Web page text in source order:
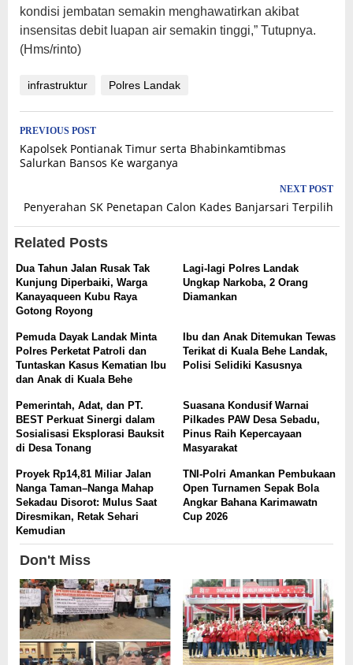
kondisi jembatan semakin menghawatirkan akibat
insensitas debit luapan air semakin tinggi,” Tutupnya.
(Hms/rinto)
infrastruktur Polres Landak
Post
navigation
PREVIOUS POST
Kapolsek Pontianak Timur serta Bhabinkamtibmas
Salurkan Bansos Ke warganya
NEXT POST
Penyerahan SK Penetapan Calon Kades Banjarsari Terpilih
Related Posts
Dua Tahun Jalan Rusak Tak
Kunjung Diperbaiki, Warga
Kanayaqueen Kubu Raya
Gotong Royong
Lagi-lagi Polres Landak
Ungkap Narkoba, 2 Orang
Diamankan
Pemuda Dayak Landak Minta
Polres Perketat Patroli dan
Tuntaskan Kasus Kematian Ibu
dan Anak di Kuala Behe
Ibu dan Anak Ditemukan Tewas
Terikat di Kuala Behe Landak,
Polisi Selidiki Kasusnya
Pemerintah, Adat, dan PT.
BEST Perkuat Sinergi dalam
Sosialisasi Eksplorasi Bauksit
di Desa Tonang
Suasana Kondusif Warnai
Pilkades PAW Desa Sebadu,
Pinus Raih Kepercayaan
Masyarakat
Proyek Rp14,81 Miliar Jalan
Nanga Taman–Nanga Mahap
Sekadau Disorot: Mulus Saat
Diresmikan, Retak Sehari
Kemudian
TNI-Polri Amankan Pembukaan
Open Turnamen Sepak Bola
Angkar Bahana Karimawatn
Cup 2026
Don't Miss